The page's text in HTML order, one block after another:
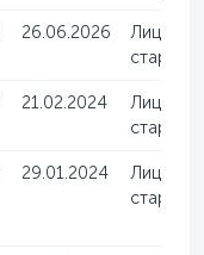
26.06.2026
21.02.2024
29.01.2024